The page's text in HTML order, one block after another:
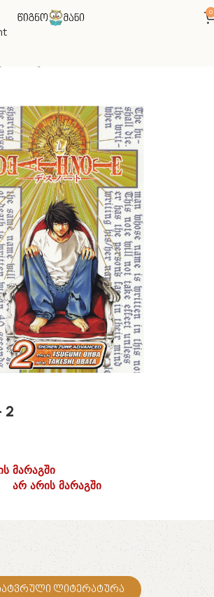
0
2
მარაგში
არ არის მარაგში
ლიტერატურა